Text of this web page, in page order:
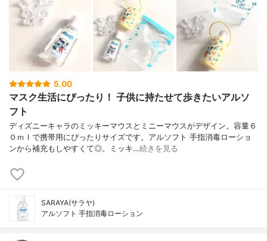
5.00
マスク生活にぴったり！ 子供に持たせて歩きたいアルソ
フト
ディズニーキャラのミッキーマウスとミニーマウスがデザイン。容量６
０ｍｌで携帯用にぴったりサイズです。アルソフト 手指消毒ローショ
ンから補充もしやすくて◎。ミッキ…続きを見る
SARAYA(サラヤ)
アルソフト 手指消毒ローション